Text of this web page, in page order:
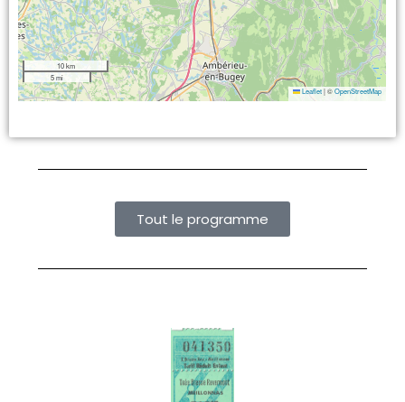
10 km
5 mi
Leaflet |©OpenStreetMap
Tout le programme